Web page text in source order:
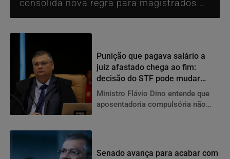
consolida nova regra para magistrados e
reforça rigor disciplinar.
Punição que pagava salário a
juiz afastado chega ao fim:
decisão do STF pode mudar
regras no Judiciário
Ministro Flávio Dino entende que
aposentadoria compulsória não
Senado avança para acabar com